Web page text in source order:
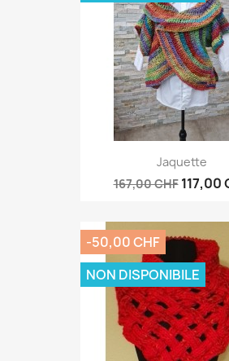
Jaquette
167,00 CHF 117,00
-50,00 CHF
NON DISPONIBILE